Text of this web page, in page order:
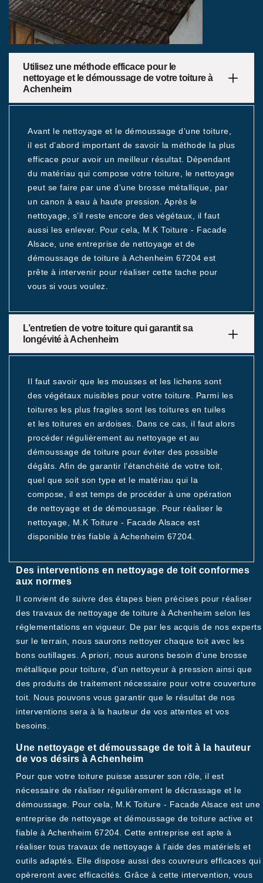
Utilisez une méthode efficace pour le
nettoyage et le démoussage de votre toiture à
Achenheim
Avant le nettoyage et le démoussage d’une toiture,
il est d’abord important de savoir la méthode la plus
efficace pour avoir un meilleur résultat. Dépendant
du matériau qui compose votre toiture, le nettoyage
peut se faire par une d’une brosse métallique, par
un canon à eau à haute pression. Après le
nettoyage, s’il reste encore des végétaux, il faut
aussi les enlever. Pour cela, M.K Toiture - Facade
Alsace, une entreprise de nettoyage et de
démoussage de toiture à Achenheim 67204 est
prête à intervenir pour réaliser cette tache pour
vous si vous voulez.
L’entretien de votre toiture qui garantit sa
longévité à Achenheim
Il faut savoir que les mousses et les lichens sont
des végétaux nuisibles pour votre toiture. Parmi les
toitures les plus fragiles sont les toitures en tuiles
et les toitures en ardoises. Dans ce cas, il faut alors
procéder régulièrement au nettoyage et au
démoussage de toiture pour éviter des possible
dégâts. Afin de garantir l’étanchéité de votre toit,
quel que soit son type et le matériau qui la
compose, il est temps de procéder à une opération
de nettoyage et de démoussage. Pour réaliser le
nettoyage, M.K Toiture - Facade Alsace est
disponible très fiable à Achenheim 67204.
Des interventions en nettoyage de toit conformes
aux normes
Il convient de suivre des étapes bien précises pour réaliser
des travaux de nettoyage de toiture à Achenheim selon les
réglementations en vigueur. De par les acquis de nos experts
sur le terrain, nous saurons nettoyer chaque toit avec les
bons outillages. A priori, nous aurons besoin d’une brosse
métallique pour toiture, d’un nettoyeur à pression ainsi que
des produits de traitement nécessaire pour votre couverture
toit. Nous pouvons vous garantir que le résultat de nos
interventions sera à la hauteur de vos attentes et vos
besoins.
Une nettoyage et démoussage de toit à la hauteur
de vos désirs à Achenheim
Pour que votre toiture puisse assurer son rôle, il est
nécessaire de réaliser régulièrement le décrassage et le
démoussage. Pour cela, M.K Toiture - Facade Alsace est une
entreprise de nettoyage et démoussage de toiture active et
fiable à Achenheim 67204. Cette entreprise est apte à
réaliser tous travaux de nettoyage à l’aide des matériels et
outils adaptés. Elle dispose aussi des couvreurs efficaces qui
opèreront avec efficacités. Grâce à cette intervention, vous